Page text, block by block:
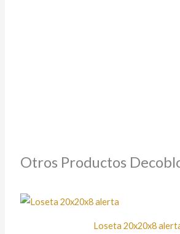
Otros Productos
Loseta 20x20x8